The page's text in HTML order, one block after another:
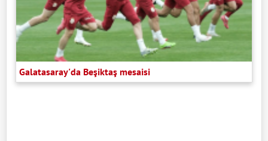
Galatasaray'da Beşiktaş mesaisi